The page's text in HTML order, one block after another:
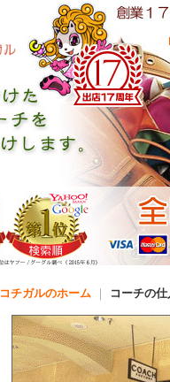
コチガルのホーム コーチの